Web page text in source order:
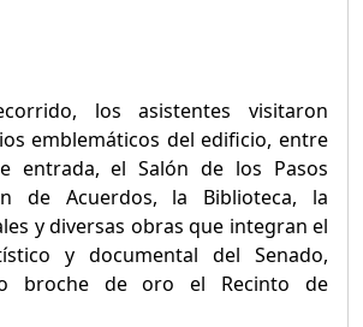
los asistentes visitaron
emblemáticos del edificio, entre
entrada, el Salón de los Pasos
de Acuerdos, la Biblioteca, la
y diversas obras que integran el
y documental del Senado,
broche de oro el Recinto de